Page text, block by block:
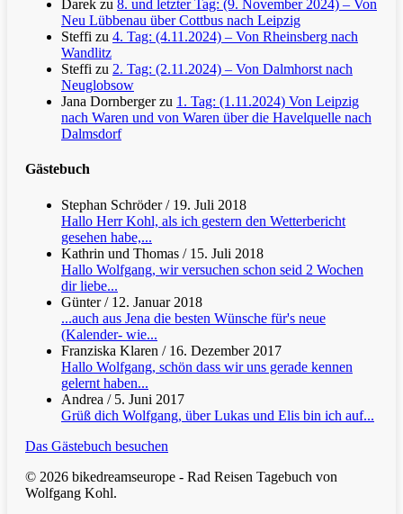
Darek zu 8. und letzter Tag: (9. November 2024) – Von
Neu Lübbenau über Cottbus nach Leipzig
Steffi zu 4. Tag: (4.11.2024) – Von Rheinsberg nach
Wandlitz
Steffi zu 2. Tag: (2.11.2024) – Von Dalmhorst nach
Neuglobsow
Jana Dornbergerzu 1. Tag: (1.11.2024) Von Leipzig
nach Waren und von Waren über die Havelquelle nach
Dalmsdorf
Gästebuch
Stephan Schröder/ 19. Juli 2018
Hallo Herr Kohl, als ich gestern den Wetterbericht
gesehen habe,...
Kathrin und Thomas / 15. Juli 2018
Hallo Wolfgang, wir versuchen schon seid 2 Wochen
dir liebe...
Günter/ 12. Januar 2018
...auch aus Jena die besten Wünsche für's neue
(Kalender- wie...
Franziska Klaren / 16. Dezember 2017
Hallo Wolfgang, schön dass wir uns gerade kennen
gelernt haben...
Andrea / 5. Juni 2017
Grüß dich Wolfgang, über Lukas und Elis bin ich auf...
Das Gästebuch besuchen
© 2026 bikedreamseurope - Rad Reisen Tagebuch von
Wolfgang Kohl.